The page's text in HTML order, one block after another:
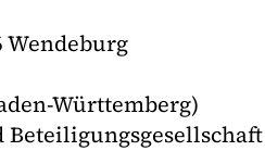
Wendeburg
Württemberg)
Beteiligungsgesellschaft